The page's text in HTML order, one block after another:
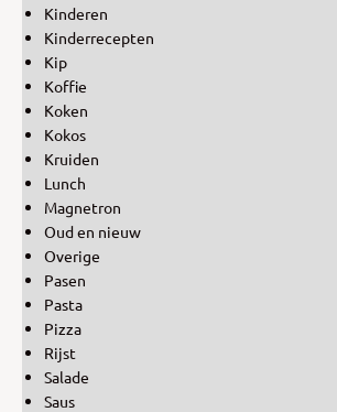
Kinderen
Kinderrecepten
Kip
Koffie
Koken
Kokos
Kruiden
Lunch
Magnetron
Oud en nieuw
Overige
Pasen
Pasta
Pizza
Rijst
Salade
Saus